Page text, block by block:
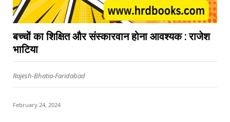
बच्चों का शिक्षित और संस्कारवान होना आवश्यक : राजेश
भाटिया
Rajesh-Bhatia-Faridabad
February 24, 2024